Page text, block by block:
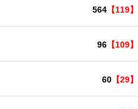
【119】
564
【109】
96
【29】
60